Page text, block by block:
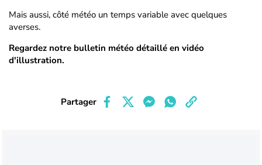
Mais aussi, côté météo un temps variable avec quelques
averses.
Regardez notre bulletin météo détaillé en vidéo
d'illustration.
Partager